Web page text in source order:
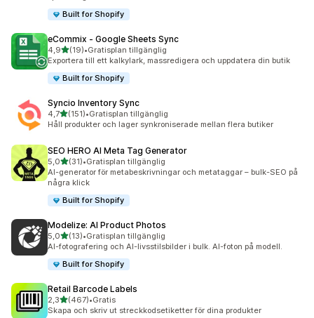
Built for Shopify
eCommix ‑ Google Sheets Sync
4,9av 5 stjärnor
(19)
19 recensioner totalt
•Gratisplan tillgänglig
Exportera till ett kalkylark, massredigera och uppdatera din butik
Built for Shopify
Syncio Inventory Sync
4,7av 5 stjärnor
(151)
151 recensioner totalt
•Gratisplan tillgänglig
Håll produkter och lager synkroniserade mellan flera butiker
SEO HERO AI Meta Tag Generator
5,0av 5 stjärnor
(31)
31 recensioner totalt
•Gratisplan tillgänglig
AI-generator för metabeskrivningar och metataggar – bulk-SEO på
några klick
Built for Shopify
Modelize: AI Product Photos
5,0av 5 stjärnor
(13)
13 recensioner totalt
•Gratisplan tillgänglig
AI-fotografering och AI-livsstilsbilder i bulk. AI-foton på modell.
Built for Shopify
Retail Barcode Labels
2,3av 5 stjärnor
(467)
467 recensioner totalt
•Gratis
Skapa och skriv ut streckkodsetiketter för dina produkter